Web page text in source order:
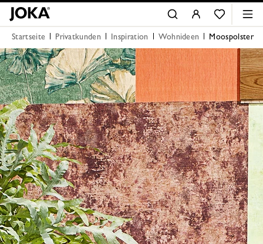
Startseite Privatkunden Inspiration Wohnideen Moospolster